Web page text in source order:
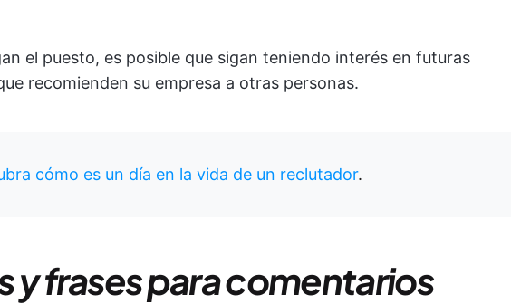
el puesto, es posible que sigan teniendo interés en futuras
recomienden su empresa a otras personas.
cómo es un día en la vida de un reclutador.
y frases para comentarios